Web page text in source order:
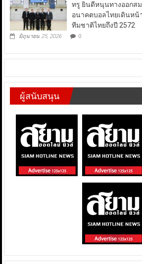
ทรู ยินดีหนุนทางออกส
อนาคตบอลไทยเดินหน้
ทีมชาติไทยถึงปี 2572
มิถุนายน 25, 2026 0
ผู้สนับสนุน